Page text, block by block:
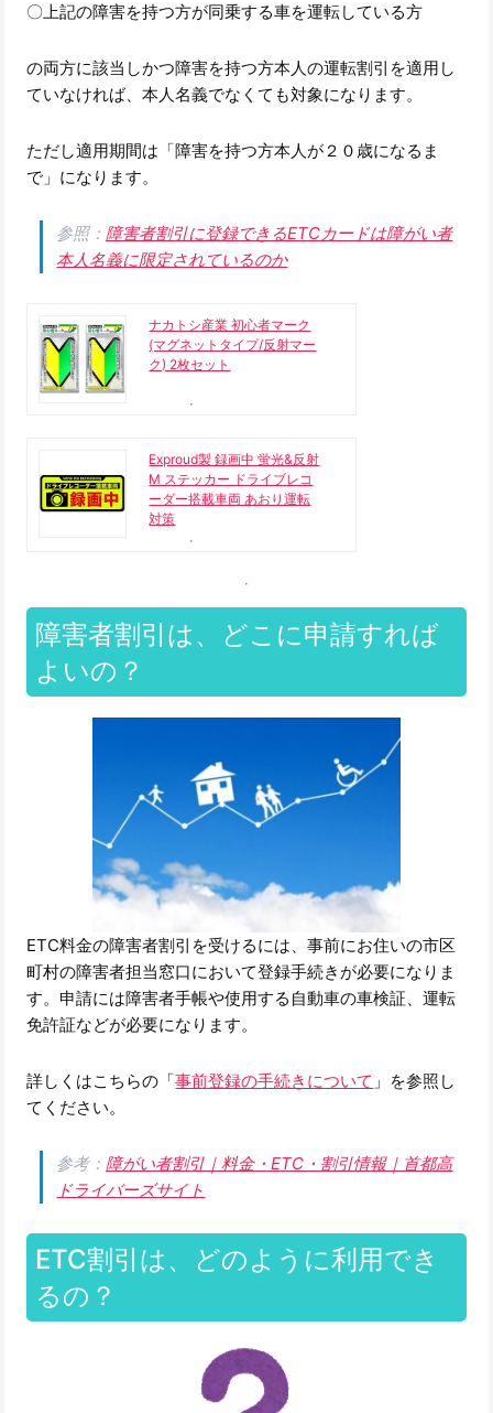
〇上記の障害を持つ方が同乗する車を運転している方
の両方に該当しかつ障害を持つ方本人の運転割引を適用し
ていなければ、本人名義でなくても対象になります。
ただし適用期間は「障害を持つ方本人が２０歳になるま
で」になります。
参照：障害者割引に登録できるETCカードは障がい者
本人名義に限定されているのか
ナカトシ産業 初心者マーク
(マグネットタイプ/反射マー
ク) 2枚セット
Exproud製 録画中 蛍光&反射
M ステッカー ドライブレコ
ーダー搭載車両 あおり運転
対策
障害者割引は、どこに申請すれば
よいの？
ETC料金の障害者割引を受けるには、事前にお住いの市区
町村の障害者担当窓口において登録手続きが必要になりま
す。申請には障害者手帳や使用する自動車の車検証、運転
免許証などが必要になります。
詳しくはこちらの「事前登録の手続きについて 」を参照し
てください。
参考：障がい者割引｜料金・ETC・割引情報｜首都高
ドライバーズサイト
ETC割引は、どのように利用でき
るの？